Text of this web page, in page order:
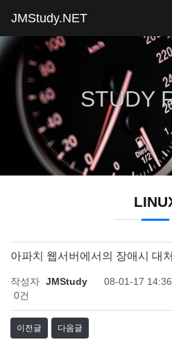
JMStudy.NET
STUDY
아파치 웹서버에서의 장애시 대
작성자 JMStudy 08-01-17 14:36
0건
이전글 다음글